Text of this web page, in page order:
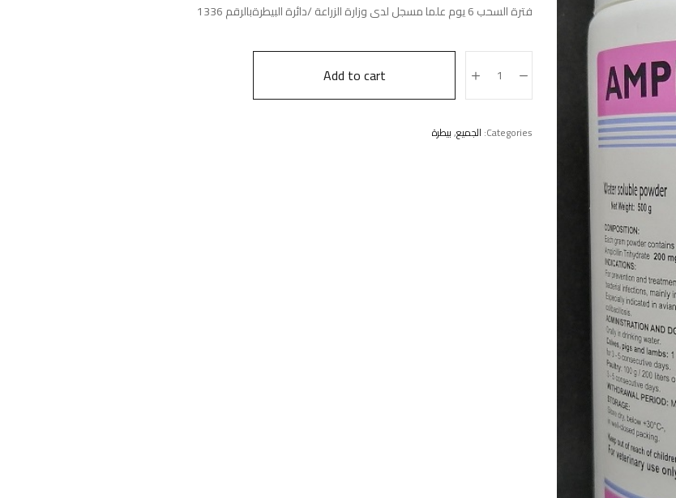
فترة السحب 6 يوم علما مسجل لدى وزارة الزراعة /دائرة البيطرةبالرقم 1336
Add to cart
Categories: الجميع,بيطرة